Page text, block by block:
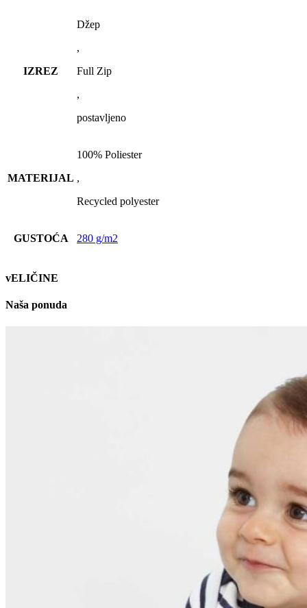
IZREZ
Džep
,
Full Zip
,
postavljeno
MATERIJAL
100% Poliester
,
Recycled polyester
GUSTOĆA 280 g/m2
vELIČINE
Naša ponuda